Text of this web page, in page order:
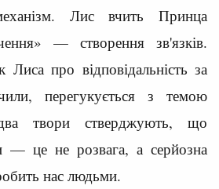
Лис вчить Принца
— створення зв'язків.
Лиса про відповідальність за
перегукується з темою
твори стверджують, що
— це не розвага, а серйозна
нас людьми.